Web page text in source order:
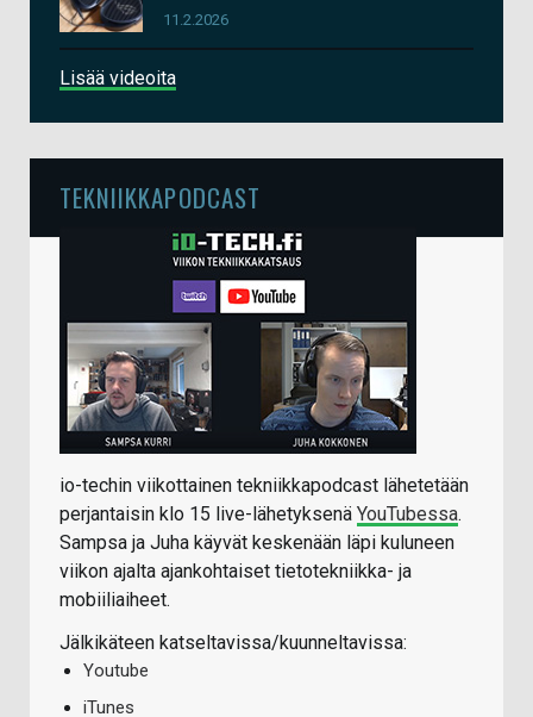
11.2.2026
Lisää videoita
TEKNIIKKAPODCAST
io-techin viikottainen tekniikkapodcast lähetetään
perjantaisin klo 15 live-lähetyksenä YouTubessa.
Sampsa ja Juha käyvät keskenään läpi kuluneen
viikon ajalta ajankohtaiset tietotekniikka- ja
mobiiliaiheet.
Jälkikäteen katseltavissa/kuunneltavissa:
Youtube
iTunes